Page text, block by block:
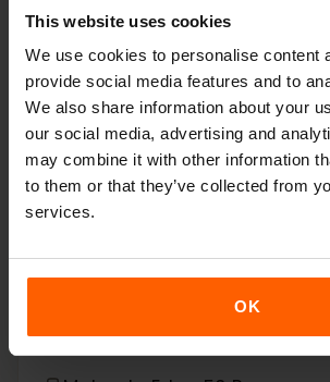
This website uses cookies
We use cookies to personalise content
provide social media features and to
We also share information about your
our social media, advertising and
may combine it with other information
to them or that they’ve collected from
services.
OK
eSIM 호환 기기 Motorola
Motorola Edge 40 Neo
Motorola Edge 40 Pro
Motorola Edge 50
Motorola Edge 50 Fusion